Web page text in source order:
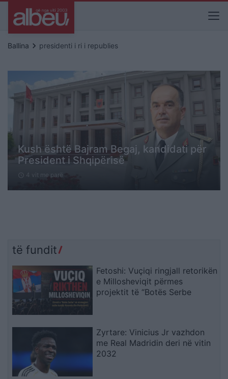
Ballina keyboard_arrow_right presidenti i ri i republies
Kush është Bajram Begaj, kandidati për
President i Shqipërisë
schedule 4 vit me parë
të fundit
Fetoshi: Vuçiqi ringjall retorikën
e Millosheviqit përmes
projektit të “Botës Serbe
Zyrtare: Vinicius Jr vazhdon
me Real Madridin deri në vitin
2032